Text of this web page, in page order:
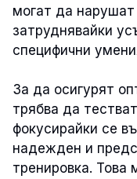
могат да
затруднявайки
специфични
За да осигурят
трябва да
фокусирайки се
надежден и
тренировка.